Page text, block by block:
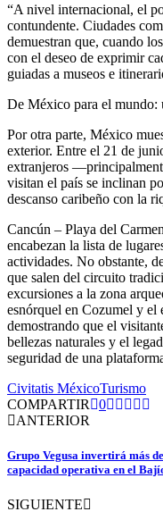
“A nivel internacional, el
contundente. Ciudades
demuestran que, cuando
con el deseo de exprimir
guiadas a museos e
De México para el mundo:
Por otra parte, México
exterior. Entre el 21 de
extranjeros
visitan el país se inclinan
descanso caribeño con la
Cancún – Playa del
encabezan la lista de
actividades. No obstante,
que salen del circuito
excursiones a la zona
esnórquel en Cozumel y
demostrando que el
bellezas naturales y el
seguridad de una
Civitatis MéxicoTurismo
COMPARTIR
0
ANTERIOR
Grupo Vegusa invertirá más
capacidad operativa en el
SIGUIENTE